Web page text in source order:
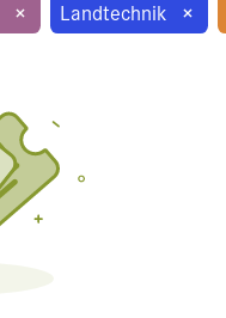
× Landtechnik ×